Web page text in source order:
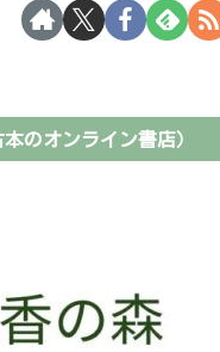
のオンライン書店）